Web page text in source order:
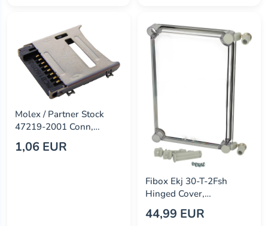
siretta(1)
spelsberg(1)
te connectivity
walther
(1)
wã¼rth elektronik
Molex / Partner Stock
47219-2001 Conn,
Microsd, Hinged, 8Pos
1,06 EUR
Fibox Ekj 30-T-2Fsh
Hinged Cover,
Transparent,
30X190X280Mm
44,99 EUR